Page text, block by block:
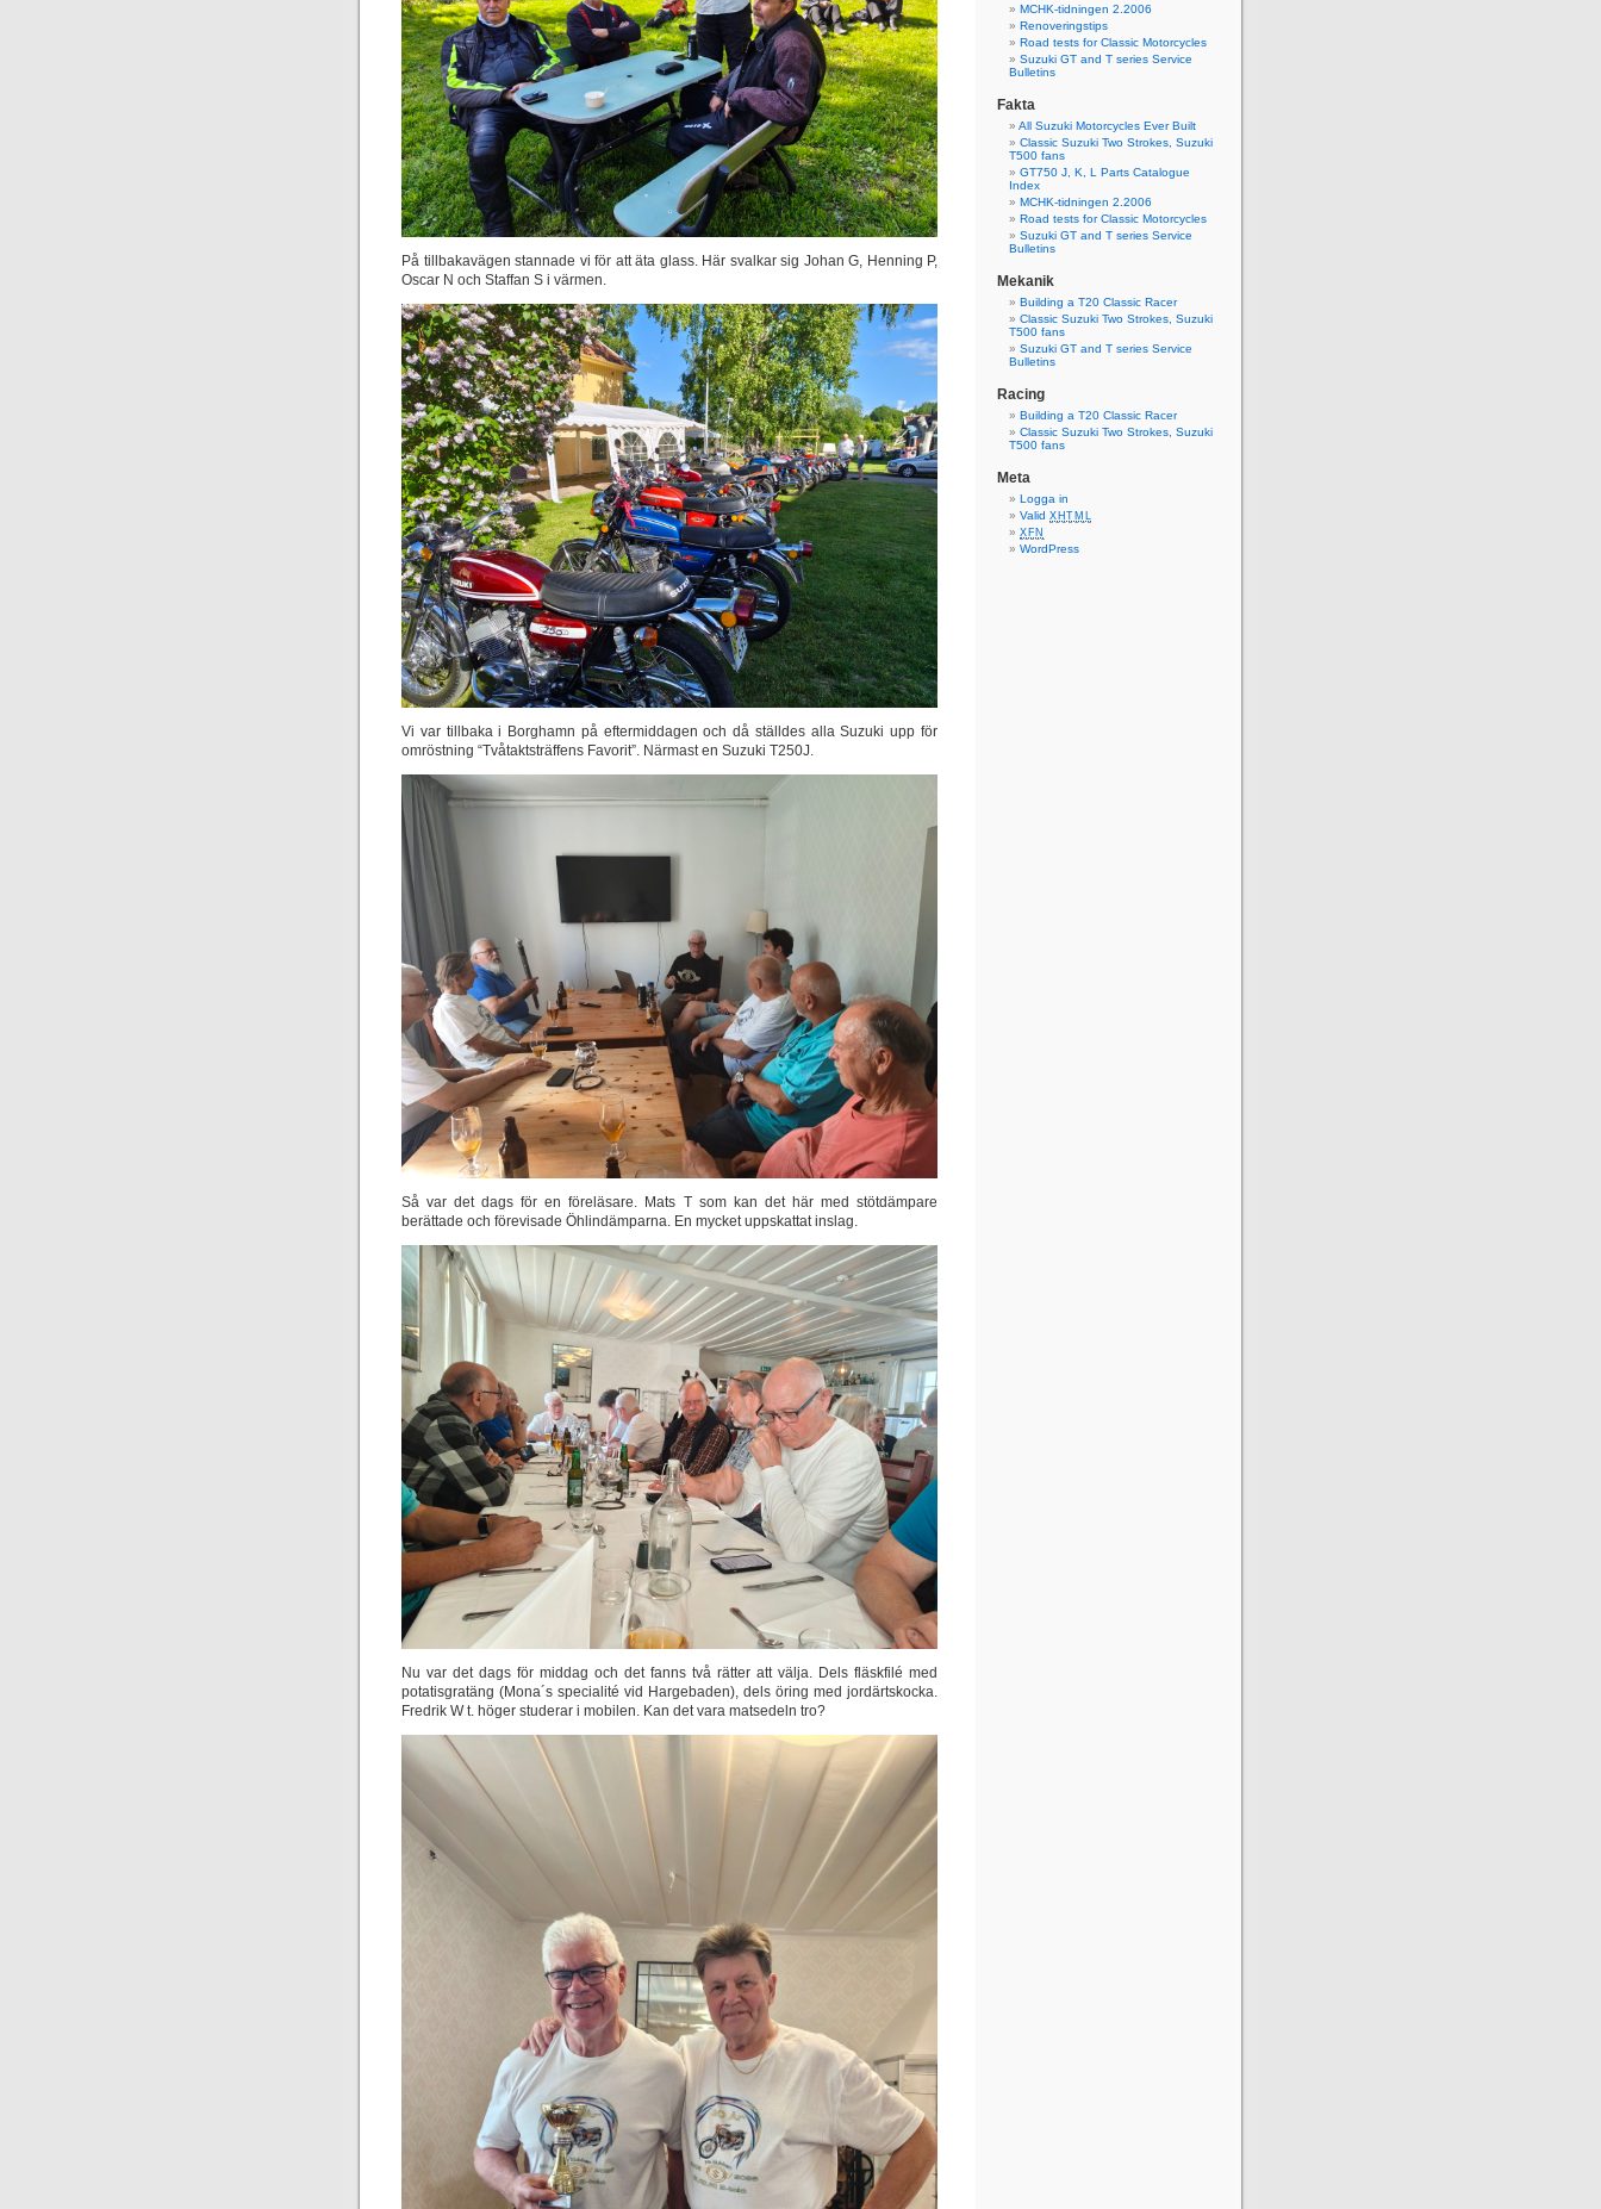
På tillbakavägen stannade vi för att äta glass. Här svalkar sig Johan G, Henning P,
Oscar N och Staffan S i värmen.
Vi var tillbaka i Borghamn på eftermiddagen och då ställdes alla Suzuki upp för
omröstning “Tvåtaktsträffens Favorit”. Närmast en Suzuki T250J.
Så var det dags för en föreläsare. Mats T som kan det här med stötdämpare
berättade och förevisade Öhlindämparna. En mycket uppskattat inslag.
Nu var det dags för middag och det fanns två rätter att välja. Dels fläskfilé med
potatisgratäng (Mona´s specialité vid Hargebaden), dels öring med jordärtskocka.
Fredrik W t. höger studerar i mobilen. Kan det vara matsedeln tro?
MCHK-tidningen 2.2006
Renoveringstips
Road tests for Classic Motorcycles
Suzuki GT and T series Service
Bulletins
Fakta
All Suzuki Motorcycles Ever Built
Classic Suzuki Two Strokes, Suzuki
T500 fans
GT750 J, K, L Parts Catalogue
Index
MCHK-tidningen 2.2006
Road tests for Classic Motorcycles
Suzuki GT and T series Service
Bulletins
Mekanik
Building a T20 Classic Racer
Classic Suzuki Two Strokes, Suzuki
T500 fans
Suzuki GT and T series Service
Bulletins
Racing
Building a T20 Classic Racer
Classic Suzuki Two Strokes, Suzuki
T500 fans
Meta
Logga in
Valid XHTML
XFN
WordPress